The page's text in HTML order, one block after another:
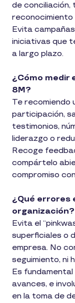
de conciliación,
Evita
iniciativas que
a largo plazo.
¿Cómo medir
8M?
Te recomiendo
participación,
testimonios,
liderazgo o
Recoge
compártelo
compromiso
¿Qué errores
organización?
Evita el
superficiales o
empresa. No
seguimiento, ni
Es
avances, e
en la toma de